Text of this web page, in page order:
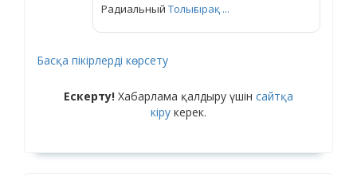
Радиальный Толығырақ ...
Басқа пікірлерді көрсету
Ескерту! Хабарлама қалдыру үшін сайтқа
кіру керек.